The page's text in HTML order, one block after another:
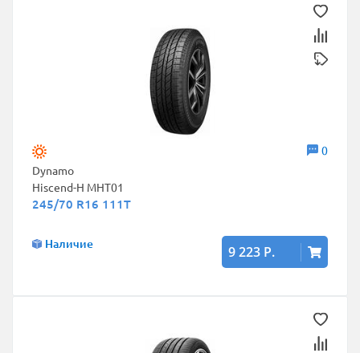
0
Dynamo
Hiscend-H MHT01
245/70 R16 111T
Наличие 9 223 Р.